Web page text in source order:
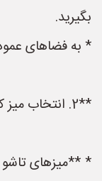
بگیرید.
* به فضاهای
**2. انتخاب میز کار مناسب:**
* **میزهای تاشو